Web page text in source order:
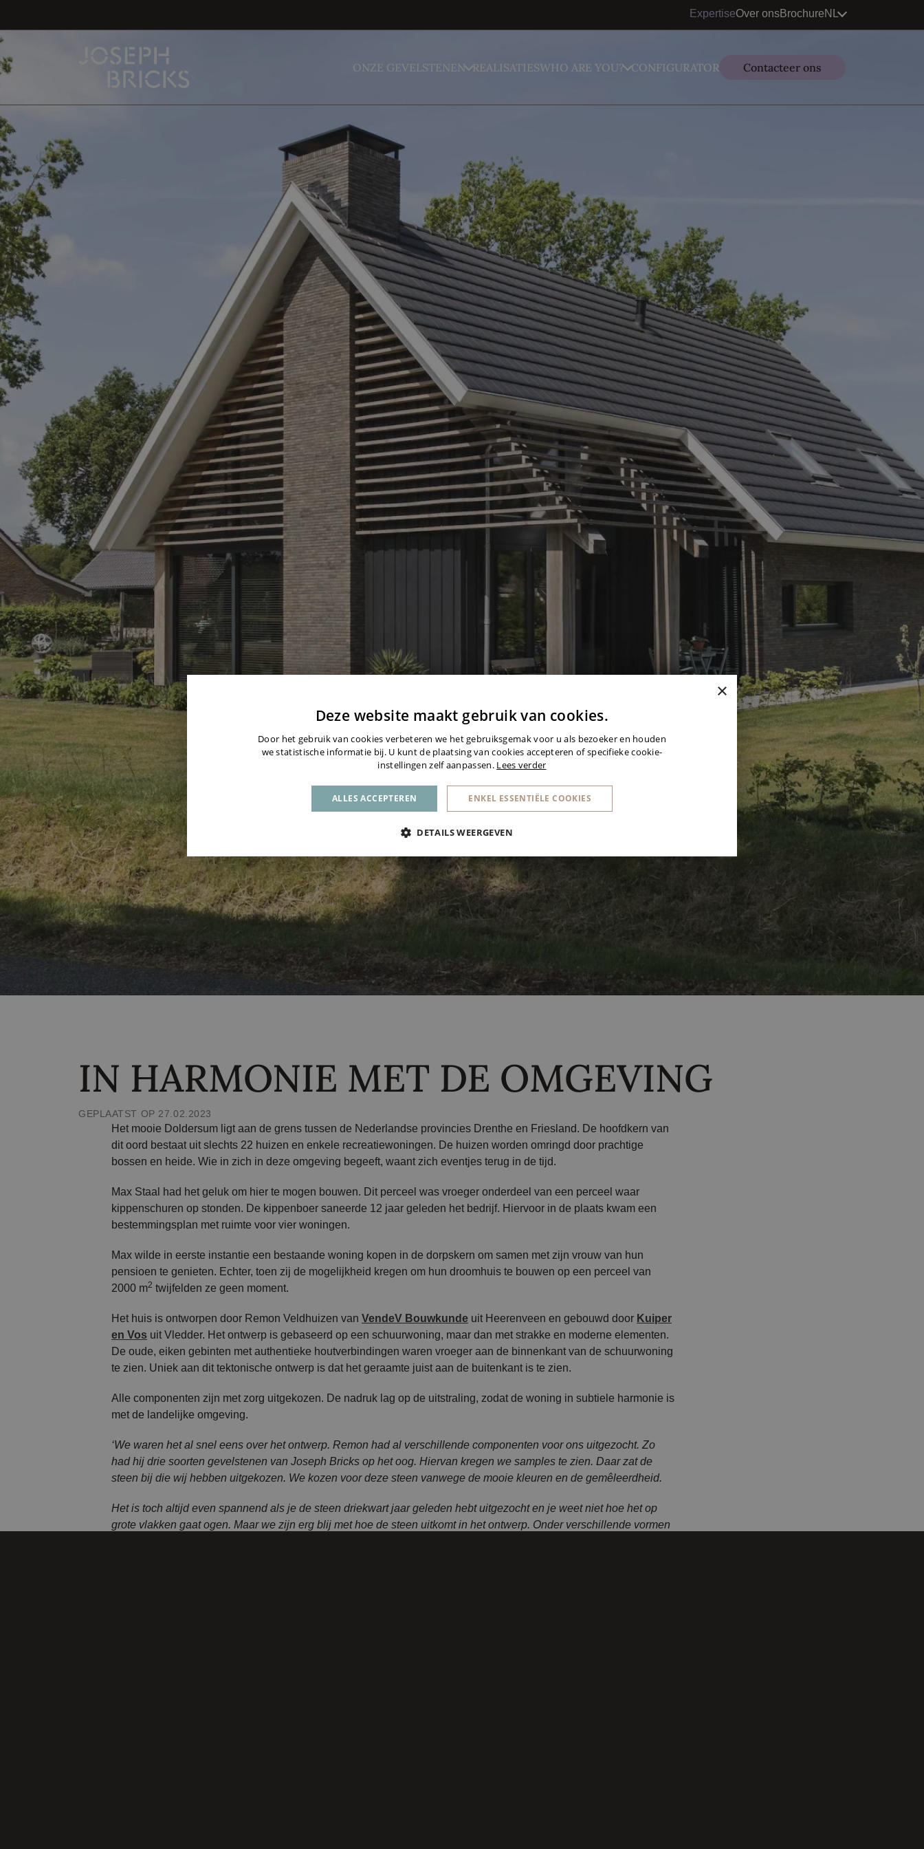
ExpertiseOver onsBrochureNL
ONZE GEVELSTENEN REALISATIESWHO ARE YOU? CONFIGURATOR Contacteer ons
IN HARMONIE MET DE OMGEVING
GEPLAATST OP 27.02.2023
Het mooie Doldersum ligt aan de grens tussen de Nederlandse provincies Drenthe en Friesland. De hoofdkern van
dit oord bestaat uit slechts 22 huizen en enkele recreatiewoningen. De huizen worden omringd door prachtige
bossen en heide. Wie in zich in deze omgeving begeeft, waant zich eventjes terug in de tijd.
Max Staal had het geluk om hier te mogen bouwen. Dit perceel was vroeger onderdeel van een perceel waar
kippenschuren op stonden. De kippenboer saneerde 12 jaar geleden het bedrijf. Hiervoor in de plaats kwam een
bestemmingsplan met ruimte voor vier woningen.
Max wilde in eerste instantie een bestaande woning kopen in de dorpskern om samen met zijn vrouw van hun
pensioen te genieten. Echter, toen zij de mogelijkheid kregen om hun droomhuis te bouwen op een perceel van
2000 m2 twijfelden ze geen moment.
Het huis is ontworpen door Remon Veldhuizen van VendeV Bouwkunde uit Heerenveen en gebouwd door Kuiper
en Vos uit Vledder. Het ontwerp is gebaseerd op een schuurwoning, maar dan met strakke en moderne elementen.
De oude, eiken gebinten met authentieke houtverbindingen waren vroeger aan de binnenkant van de schuurwoning
te zien. Uniek aan dit tektonische ontwerp is dat het geraamte juist aan de buitenkant is te zien.
Alle componenten zijn met zorg uitgekozen. De nadruk lag op de uitstraling, zodat de woning in subtiele harmonie is
met de landelijke omgeving.
‘We waren het al snel eens over het ontwerp. Remon had al verschillende componenten voor ons uitgezocht. Zo
had hij drie soorten gevelstenen van Joseph Bricks op het oog. Hiervan kregen we samples te zien. Daar zat de
steen bij die wij hebben uitgekozen. We kozen voor deze steen vanwege de mooie kleuren en de gemêleerdheid.
Het is toch altijd even spannend als je de steen driekwart jaar geleden hebt uitgezocht en je weet niet hoe het op
grote vlakken gaat ogen. Maar we zijn erg blij met hoe de steen uitkomt in het ontwerp. Onder verschillende vormen
×
Deze website maakt gebruik van cookies.
Door het gebruik van cookies verbeteren we het gebruiksgemak voor u als bezoeker en houden
we statistische informatie bij. U kunt de plaatsing van cookies accepteren of specifieke cookie-
instellingen zelf aanpassen. Lees verder
ALLES ACCEPTEREN ENKEL ESSENTIËLE COOKIES
DETAILS WEERGEVEN